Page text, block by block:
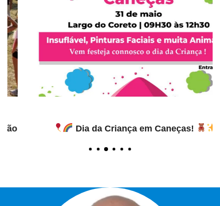
Dia da Criança em Caneças!